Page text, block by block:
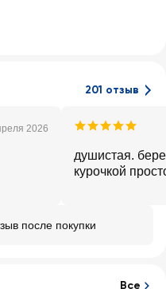
201 отзыв
2026
душистая.
курочкой
после покупки
Все